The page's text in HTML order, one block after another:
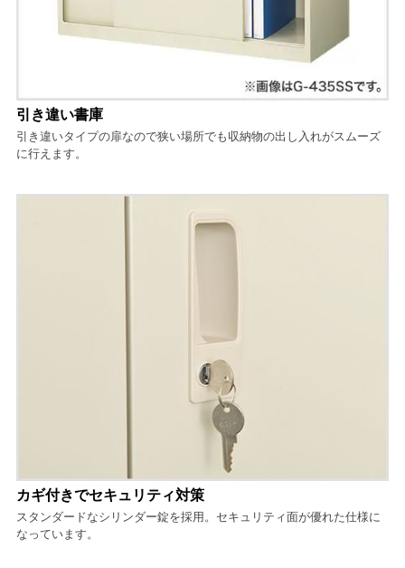
引き違い書庫
引き違いタイプの扉なので狭い場所でも収納物の出し入れがスムーズ
に行えます。
カギ付きでセキュリティ対策
スタンダードなシリンダー錠を採用。セキュリティ面が優れた仕様に
なっています。